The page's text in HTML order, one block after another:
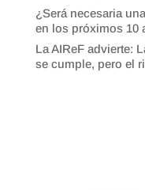
¿Será necesaria
en los próximos 10
La AIReF advierte:
se cumple, pero el